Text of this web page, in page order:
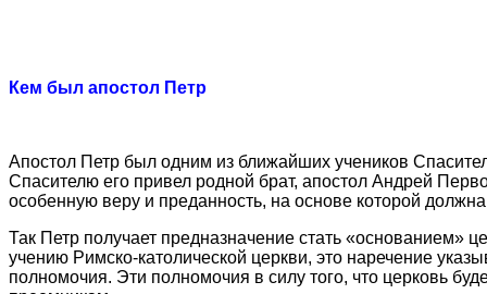
Кем был апостол Петр
Апостол Петр был одним из ближайших учеников
Спасителю его привел родной брат, апостол Андрей
особенную веру и преданность, на основе которой
Так Петр получает предназначение стать «основанием»
учению Римско-католической церкви, это наречение
полномочия. Эти полномочия в силу того, что церковь